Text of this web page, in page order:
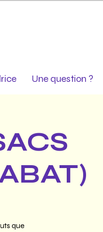
Une question ?
que